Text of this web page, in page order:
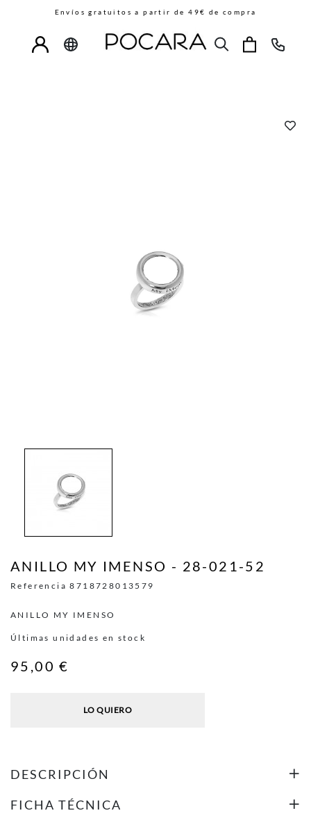
Envíos gratuitos a partir de 49€ de compra
ANILLO MY IMENSO - 28-021-52
Referencia 8718728013579
ANILLO MY IMENSO
Últimas unidades en stock
95,00 €
LO QUIERO
DESCRIPCIÓN
FICHA TÉCNICA